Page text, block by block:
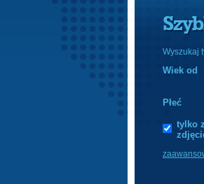
Wyszukaj
Wiek od
Płeć
tylko